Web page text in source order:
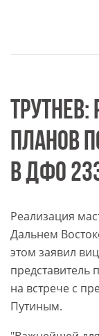
ПЛАНОВ
В ДФО
Реализация
Дальнем
этом заявил
на встрече с
Путиным.